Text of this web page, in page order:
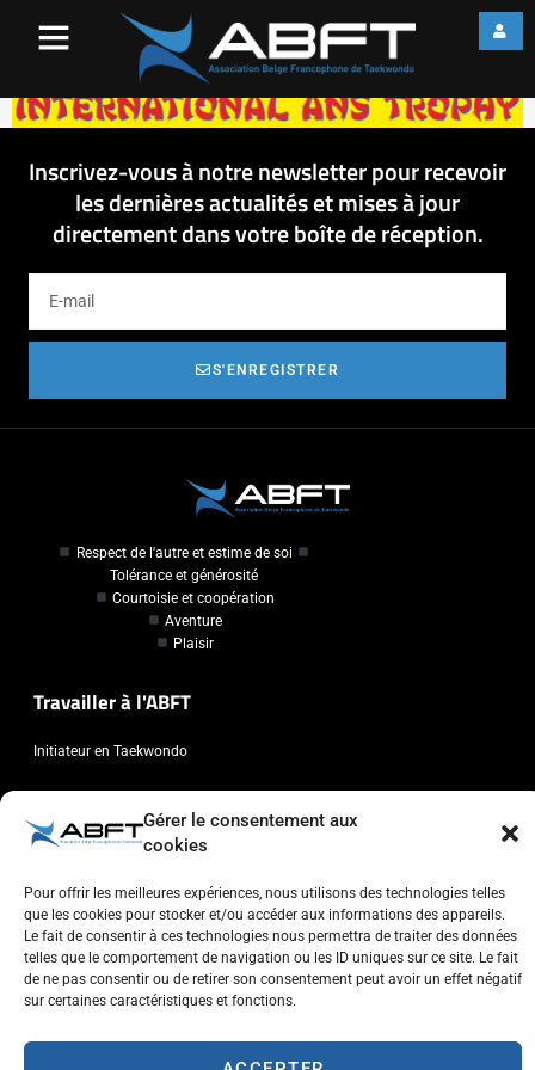
Gérer le consentement aux
cookies
Pour offrir les meilleures expériences, nous utilisons des technologies telles
que les cookies pour stocker et/ou accéder aux informations des appareils.
Le fait de consentir à ces technologies nous permettra de traiter des données
telles que le comportement de navigation ou les ID uniques sur ce site. Le fait
de ne pas consentir ou de retirer son consentement peut avoir un effet négatif
sur certaines caractéristiques et fonctions.
Inscrivez-vous à notre newsletter pour recevoir
les dernières actualités et mises à jour
directement dans votre boîte de réception.
S'ENREGISTRER
Respect de l'autre et estime de soi
Tolérance et générosité
Courtoisie et coopération
Aventure
Plaisir
Travailler à l'ABFT
Initiateur en Taekwondo
Chaussée de Wavre, 2057 - 1160 Auderghem
info@abft.be
+32 (0)2 347 34 77